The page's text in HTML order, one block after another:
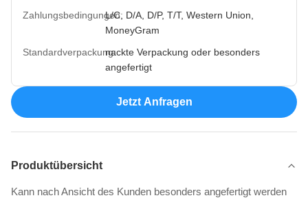
Zahlungsbedingungen:L/C, D/A, D/P, T/T, Western Union,
MoneyGram
Standardverpackung:nackte Verpackung oder besonders
angefertigt
Jetzt Anfragen
Produktübersicht
Kann nach Ansicht des Kunden besonders angefertigt werden